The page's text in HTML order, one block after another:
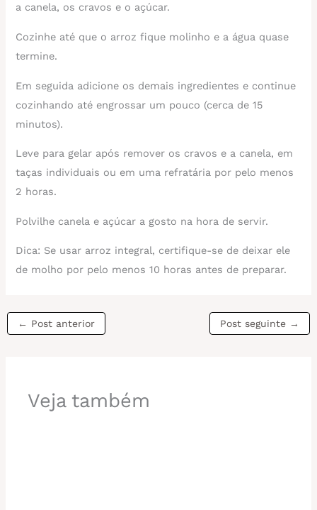
a canela, os cravos e o açúcar.
Cozinhe até que o arroz fique molinho e a água quase
termine.
Em seguida adicione os demais ingredientes e continue
cozinhando até engrossar um pouco (cerca de 15
minutos).
Leve para gelar após remover os cravos e a canela, em
taças individuais ou em uma refratária por pelo menos
2 horas.
Polvilhe canela e açúcar a gosto na hora de servir.
Dica: Se usar arroz integral, certifique-se de deixar ele
de molho por pelo menos 10 horas antes de preparar.
← Post anterior Post seguinte →
Veja também